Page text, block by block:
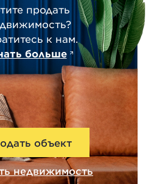
продать
к нам.
больше
объект
недвижимость